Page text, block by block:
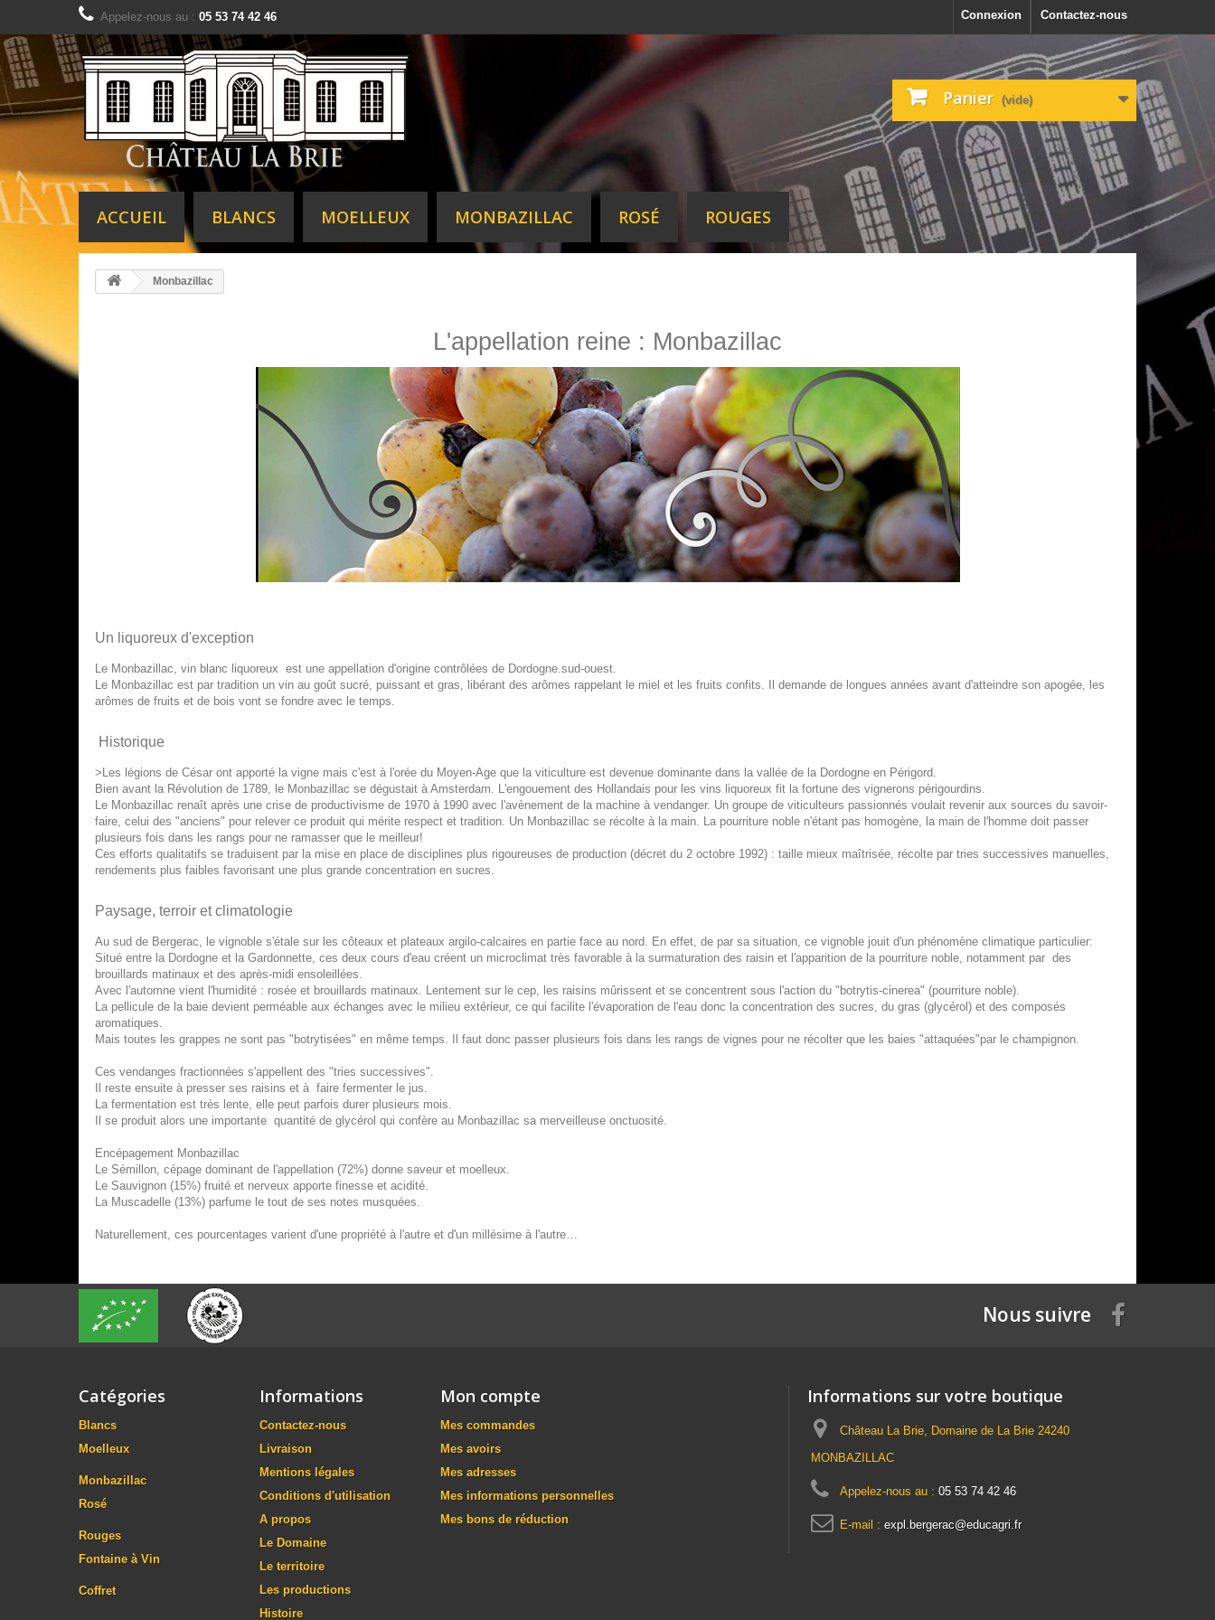
Contactez-nous
Appelez-nous au : 05 53 74 42 46 Connexion
Panier (vide)
ACCUEIL BLANCS MOELLEUX MONBAZILLAC ROSÉ ROUGES
Monbazillac
L'appellation reine : Monbazillac
Un liquoreux d'exception
Le Monbazillac, vin blanc liquoreux est une appellation d'origine contrôlées de Dordogne.sud-ouest.
Le Monbazillac est par tradition un vin au goût sucré, puissant et gras, libérant des arômes rappelant le miel et les fruits confits. Il demande de longues années avant d'atteindre son apogée, les
arômes de fruits et de bois vont se fondre avec le temps.
Historique
>Les légions de César ont apporté la vigne mais c'est à l'orée du Moyen-Age que la viticulture est devenue dominante dans la vallée de la Dordogne en Périgord.
Bien avant la Révolution de 1789, le Monbazillac se dégustait à Amsterdam. L'engouement des Hollandais pour les vins liquoreux fit la fortune des vignerons périgourdins.
Le Monbazillac renaît après une crise de productivisme de 1970 à 1990 avec l'avènement de la machine à vendanger. Un groupe de viticulteurs passionnés voulait revenir aux sources du savoir-
faire, celui des "anciens" pour relever ce produit qui mérite respect et tradition. Un Monbazillac se récolte à la main. La pourriture noble n'étant pas homogène, la main de l'homme doit passer
plusieurs fois dans les rangs pour ne ramasser que le meilleur!
Ces efforts qualitatifs se traduisent par la mise en place de disciplines plus rigoureuses de production (décret du 2 octobre 1992) : taille mieux maîtrisée, récolte par tries successives manuelles,
rendements plus faibles favorisant une plus grande concentration en sucres.
Paysage, terroir et climatologie
Au sud de Bergerac, le vignoble s'étale sur les côteaux et plateaux argilo-calcaires en partie face au nord. En effet, de par sa situation, ce vignoble jouit d'un phénomène climatique particulier:
Situé entre la Dordogne et la Gardonnette, ces deux cours d'eau créent un microclimat très favorable à la surmaturation des raisin et l'apparition de la pourriture noble, notamment par des
brouillards matinaux et des après-midi ensoleillées.
Avec l'automne vient l'humidité : rosée et brouillards matinaux. Lentement sur le cep, les raisins mûrissent et se concentrent sous l'action du "botrytis-cinerea" (pourriture noble).
La pellicule de la baie devient perméable aux échanges avec le milieu extérieur, ce qui facilite l'évaporation de l'eau donc la concentration des sucres, du gras (glycérol) et des composés
aromatiques.
Mais toutes les grappes ne sont pas "botrytisées" en même temps. Il faut donc passer plusieurs fois dans les rangs de vignes pour ne récolter que les baies "attaquées"par le champignon.
Ces vendanges fractionnées s'appellent des "tries successives".
Il reste ensuite à presser ses raisins et à faire fermenter le jus.
La fermentation est très lente, elle peut parfois durer plusieurs mois.
Il se produit alors une importante quantité de glycérol qui confère au Monbazillac sa merveilleuse onctuosité.
Encépagement Monbazillac
Le Sémillon, cépage dominant de l'appellation (72%) donne saveur et moelleux.
Le Sauvignon (15%) fruité et nerveux apporte finesse et acidité.
La Muscadelle (13%) parfume le tout de ses notes musquées.
Naturellement, ces pourcentages varient d'une propriété à l'autre et d'un millésime à l'autre…
Nous suivre
Catégories
Blancs
Moelleux
Monbazillac
Rosé
Rouges
Fontaine à Vin
Coffret
Informations
Contactez-nous
Livraison
Mentions légales
Conditions d'utilisation
A propos
Le Domaine
Le territoire
Les productions
Histoire
Mon compte
Mes commandes
Mes avoirs
Mes adresses
Mes informations personnelles
Mes bons de réduction
Informations sur votre boutique
Château La Brie, Domaine de La Brie 24240
MONBAZILLAC
Appelez-nous au : 05 53 74 42 46
E-mail : expl.bergerac@educagri.fr